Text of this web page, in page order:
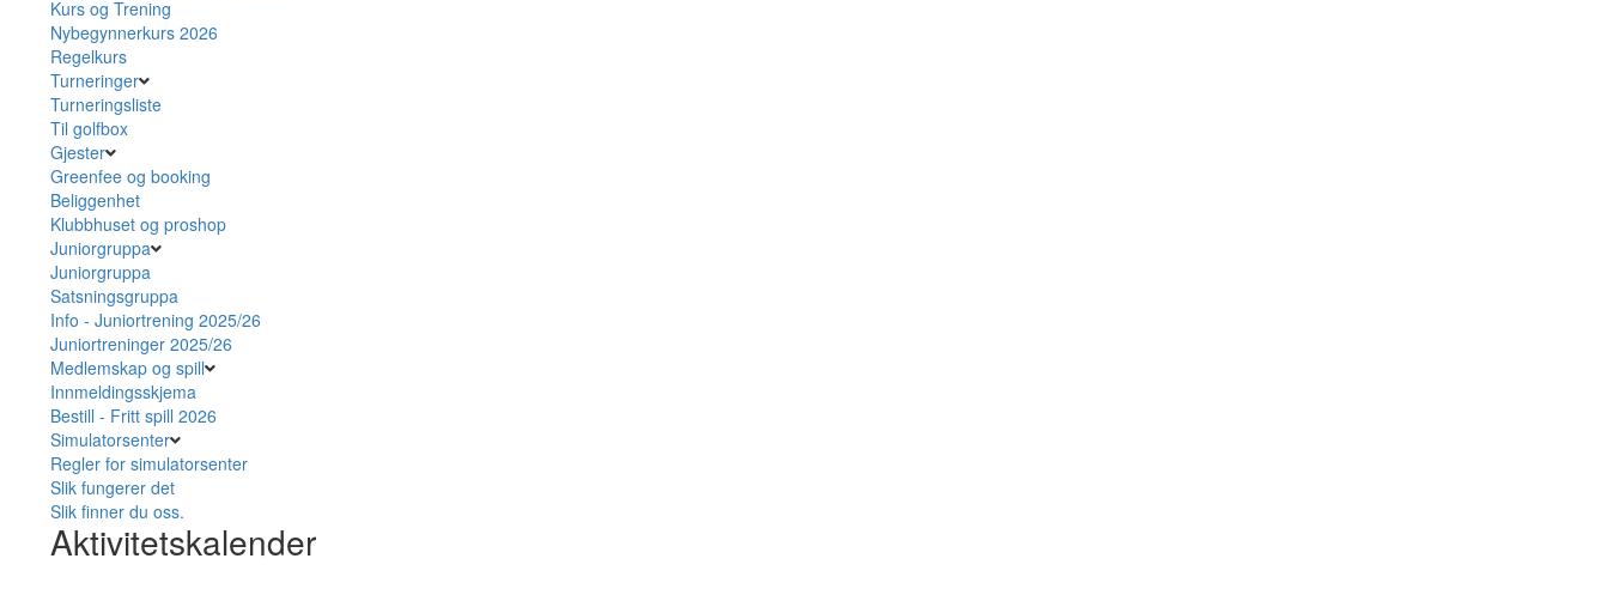
Kurs og Trening
Nybegynnerkurs 2026
Regelkurs
Turneringer
Turneringsliste
Til golfbox
Gjester
Greenfee og booking
Beliggenhet
Klubbhuset og proshop
Juniorgruppa
Juniorgruppa
Satsningsgruppa
Info - Juniortrening 2025/26
Juniortreninger 2025/26
Medlemskap og spill
Innmeldingsskjema
Bestill - Fritt spill 2026
Simulatorsenter
Regler for simulatorsenter
Slik fungerer det
Slik finner du oss.
Aktivitetskalender